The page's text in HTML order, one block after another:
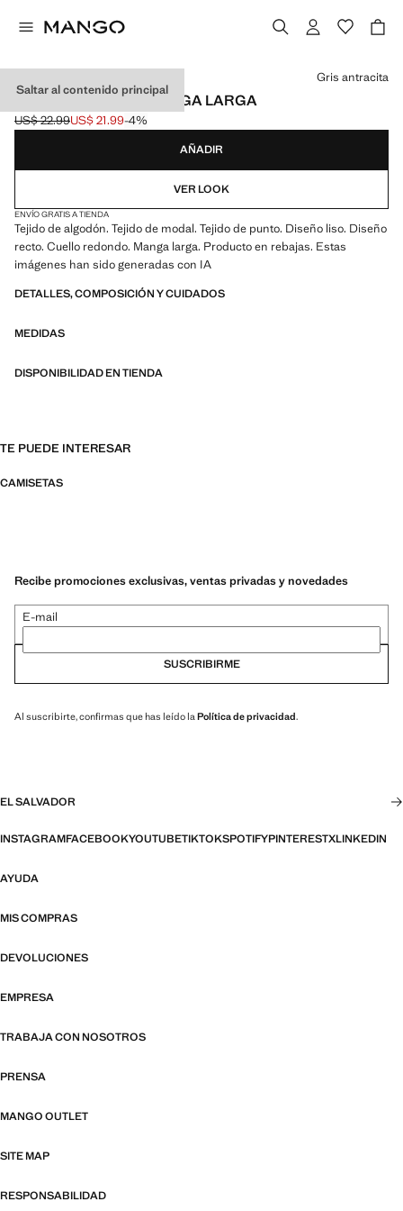
Saltar al contenido principal
CAMISETA PUNTO MANGA LARGA
Precio inicial tachado [US$ 22.99 ]
US$ 22.99
Precio actual [US$ 21.99 ]
US$ 21.99-4%
Selecciona un color
Gris antracita
AÑADIR
VER LOOK
ENVÍO GRATIS A TIENDA
Tejido de algodón. Tejido de modal. Tejido de punto. Diseño liso. Diseño
recto. Cuello redondo. Manga larga. Producto en rebajas. Estas
imágenes han sido generadas con IA
DETALLES, COMPOSICIÓN Y CUIDADOS
MEDIDAS
DISPONIBILIDAD EN TIENDA
TE PUEDE INTERESAR
CAMISETAS
Recibe promociones exclusivas, ventas privadas y novedades
E-mail
SUSCRIBIRME
Al suscribirte, confirmas que has leído la Política de privacidad.
EL SALVADOR
INSTAGRAMFACEBOOKYOUTUBETIKTOKSPOTIFYPINTERESTXLINKEDIN
AYUDA
MIS COMPRAS
DEVOLUCIONES
EMPRESA
TRABAJA CON NOSOTROS
PRENSA
MANGO OUTLET
SITE MAP
RESPONSABILIDAD